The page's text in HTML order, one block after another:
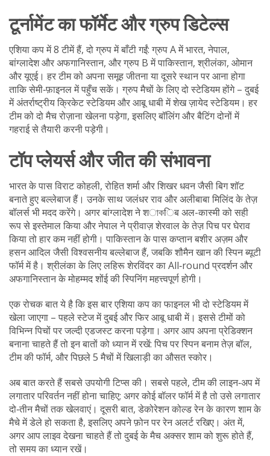
टूर्नामेंट का फॉर्मेट और ग्रुप डिटेल्स
एशिया कप में 8 टीमें हैं, दो ग्रुप में बाँटी गईं: ग्रुप A में भारत, नेपाल,
बांग्लादेश और अफगानिस्तान, और ग्रुप B में पाकिस्तान, श्रीलंका, ओमान
और यूएई। हर टीम को अपना समूह जीतना या दूसरे स्थान पर आना होगा
ताकि सेमी‑फ़ाइनल में पहुँच सकें। ग्रुप मैचों के लिए दो स्टेडियम होंगे – दुबई
में अंतर्राष्ट्रीय क्रिकेट स्टेडियम और आबू धाबी में शेख ज़ायेद स्टेडियम। हर
टीम को दो मैच रोज़ाना खेलना पड़ेगा, इसलिए बॉलिंग और बैटिंग दोनों में
गहराई से तैयारी करनी पड़ेगी।
टॉप प्लेयर्स और जीत की संभावना
भारत के पास विराट कोहली, रोहित शर्मा और शिखर धवन जैसी बिग शॉट
बनाते हुए बल्लेबाज हैं। उनके साथ जलंधर राव और अलीबाबा मिलिंद के तेज़
बॉलर्स भी मदद करेंगे। अगर बांग्लादेश ने शাকिब अल-कास्मी को सही
रूप से इस्तेमाल किया और नेपाल ने प्रीवाज़ शेरवाल के तेज़ पिच पर घेराव
किया तो हार कम नहीं होगी। पाकिस्तान के पास कप्तान बशीर अज़म और
हसन आदिल जैसी विश्वसनीय बल्लेबाज हैं, जबकि शौमैन खान की स्पिन ब्यूटी
फॉर्म में है। श्रीलंका के लिए लहिरू शेरविंदर का All‑round प्रदर्शन और
अफगानिस्तान के मोहम्मद शोंई की स्पिनिंग महत्त्वपूर्ण होगी।
एक रोचक बात ये है कि इस बार एशिया कप का फाइनल भी दो स्टेडियम में
खेला जाएगा – पहले स्टेज में दुबई और फिर आबू धाबी में। इससे टीमों को
विभिन्न पिचों पर जल्दी एडजस्ट करना पड़ेगा। अगर आप अपना प्रेडिक्शन
बनाना चाहते हैं तो इन बातों को ध्यान में रखें: पिच पर स्पिन बनाम तेज़ बॉल,
टीम की फॉर्म, और पिछले 5 मैचों में खिलाड़ी का औसत स्कोर।
अब बात करते हैं सबसे उपयोगी टिप्स की। सबसे पहले, टीम की लाइन‑अप में
लगातार परिवर्तन नहीं होना चाहिए; अगर कोई बॉलर फॉर्म में है तो उसे लगातार
दो‑तीन मैचों तक खेलवाएं। दूसरी बात, डेकोरेशन कोल्ड रेन के कारण शाम के
मैचे में डेले हो सकता है, इसलिए अपने फ़ोन पर रेन अलर्ट रखिए। अंत में,
अगर आप लाइव देखना चाहते हैं तो दुबई के मैच अक्सर शाम को शुरू होते हैं,
तो समय का ध्यान रखें।